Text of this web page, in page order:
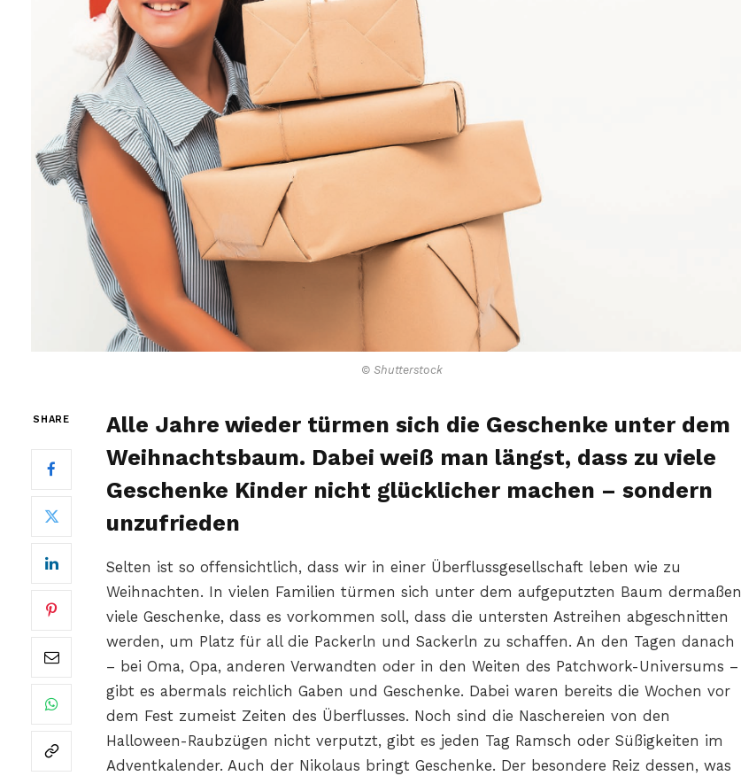
© Shutterstock
SHARE
Alle Jahre wieder türmen sich die Geschenke unter dem
Weihnachtsbaum. Dabei weiß man längst, dass zu viele
Geschenke Kinder nicht glücklicher machen – sondern
unzufrieden
Selten ist so offensichtlich, dass wir in einer Überflussgesellschaft leben wie zu
Weihnachten. In vielen Familien türmen sich unter dem aufgeputzten Baum dermaßen
viele Geschenke, dass es vorkommen soll, dass die untersten Astreihen abgeschnitten
werden, um Platz für all die Packerln und Sackerln zu schaffen. An den Tagen danach
– bei Oma, Opa, anderen Verwandten oder in den Weiten des Patchwork-Universums –
gibt es abermals reichlich Gaben und Geschenke. Dabei waren bereits die Wochen vor
dem Fest zumeist Zeiten des Überflusses. Noch sind die Naschereien von den
Halloween-Raubzügen nicht verputzt, gibt es jeden Tag Ramsch oder Süßigkeiten im
Adventkalender. Auch der Nikolaus bringt Geschenke. Der besondere Reiz dessen, was